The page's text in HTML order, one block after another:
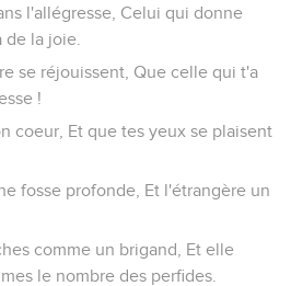
l'allégresse, Celui qui donne
de la joie.
se réjouissent, Que celle qui t'a
!
coeur, Et que tes yeux se plaisent
fosse profonde, Et l'étrangère un
comme un brigand, Et elle
le nombre des perfides.